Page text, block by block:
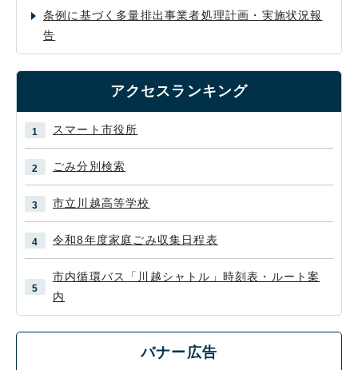
条例に基づく多量排出事業者処理計画・実施状況報
告
アクセスランキング
スマート市役所
ごみ分別検索
市立川越高等学校
令和8年度家庭ごみ収集日程表
市内循環バス「川越シャトル」時刻表・ルート案
内
バナー広告